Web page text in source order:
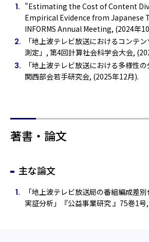
"Estimating the Cost of Content
Empirical Evidence from Japanese
INFORMS Annual Meeting, (2024年
「地上波テレビ放送におけるコンテ
測定」, 第4回計算社会科学会大会,
「地上波テレビ放送における多様性
関西部会若手研究会, (2025年12月).
著書・論文
主な論文
「地上波テレビ放送局の番組編成差
実証分析」『公益事業研究 』75巻1号